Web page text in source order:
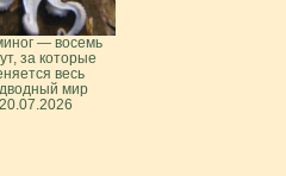
— восемь
за которые
весь
мир
20.07.2026